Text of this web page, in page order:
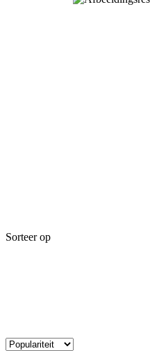
Sorteer op